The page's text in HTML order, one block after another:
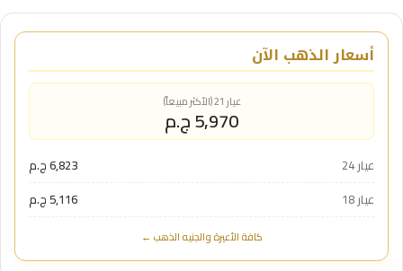
أسعار الذهب الآن
عيار 21 (الأكثر مبيعاً)
5,970 ج.م
عيار 24
6,823 ج.م
عيار 18
5,116 ج.م
كافة الأعيرة والجنيه الذهب ←